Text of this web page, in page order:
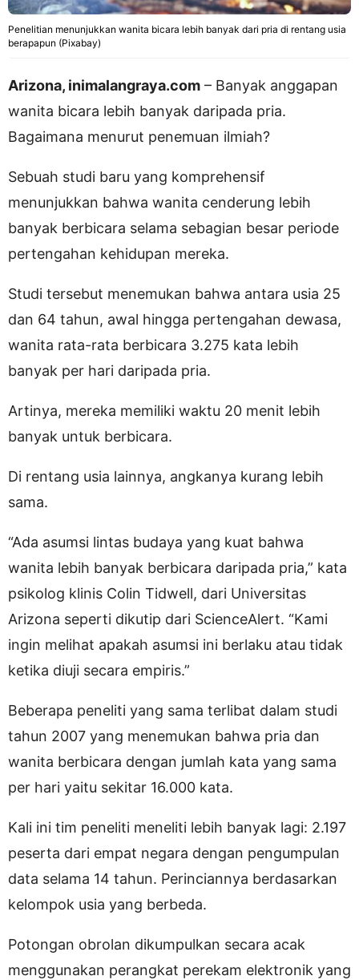
Penelitian menunjukkan wanita bicara lebih banyak dari pria di rentang usia
berapapun (Pixabay)
Arizona, inimalangraya.com – Banyak anggapan
wanita bicara lebih banyak daripada pria.
Bagaimana menurut penemuan ilmiah?
Sebuah studi baru yang komprehensif
menunjukkan bahwa wanita cenderung lebih
banyak berbicara selama sebagian besar periode
pertengahan kehidupan mereka.
Studi tersebut menemukan bahwa antara usia 25
dan 64 tahun, awal hingga pertengahan dewasa,
wanita rata-rata berbicara 3.275 kata lebih
banyak per hari daripada pria.
Artinya, mereka memiliki waktu 20 menit lebih
banyak untuk berbicara.
Di rentang usia lainnya, angkanya kurang lebih
sama.
“Ada asumsi lintas budaya yang kuat bahwa
wanita lebih banyak berbicara daripada pria,” kata
psikolog klinis Colin Tidwell, dari Universitas
Arizona seperti dikutip dari ScienceAlert. “Kami
ingin melihat apakah asumsi ini berlaku atau tidak
ketika diuji secara empiris.”
Beberapa peneliti yang sama terlibat dalam studi
tahun 2007 yang menemukan bahwa pria dan
wanita berbicara dengan jumlah kata yang sama
per hari yaitu sekitar 16.000 kata.
Kali ini tim peneliti meneliti lebih banyak lagi: 2.197
peserta dari empat negara dengan pengumpulan
data selama 14 tahun. Perinciannya berdasarkan
kelompok usia yang berbeda.
Potongan obrolan dikumpulkan secara acak
menggunakan perangkat perekam elektronik yang